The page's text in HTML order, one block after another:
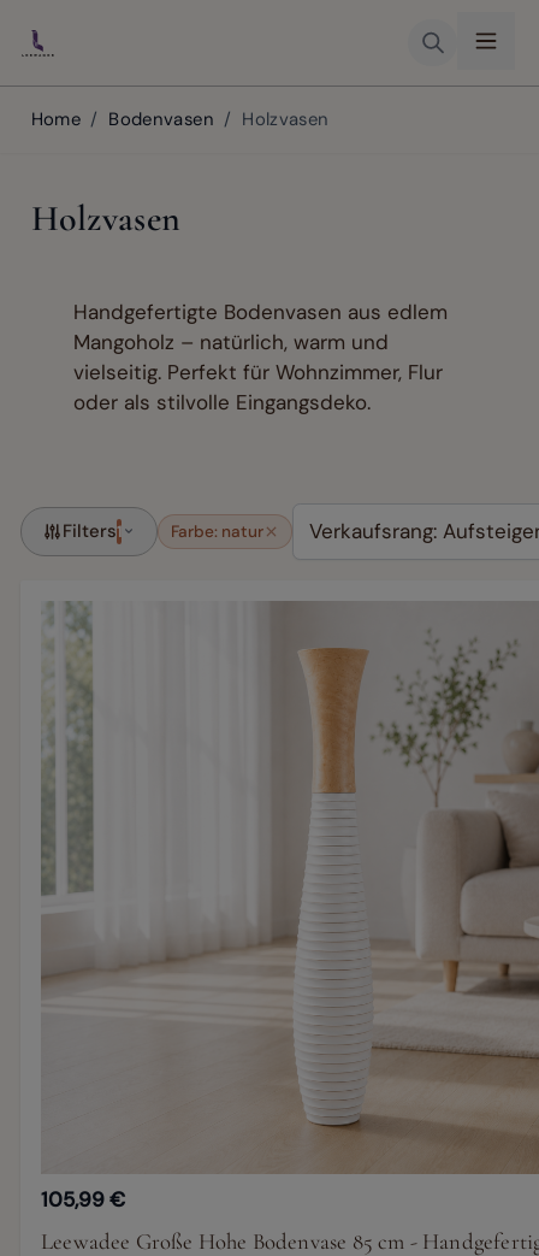
Home / Bodenvasen / Holzvasen
Holzvasen
Handgefertigte Bodenvasen aus edlem
Mangoholz – natürlich, warm und
vielseitig. Perfekt für Wohnzimmer, Flur
oder als stilvolle Eingangsdeko.
Filters1 Farbe: natur
105,99 €
Leewadee Große Hohe Bodenvase 85 cm -